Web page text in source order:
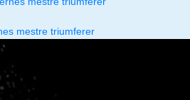
mestre triumferer